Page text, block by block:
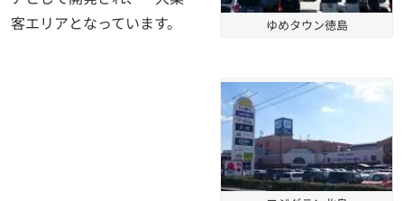
ゆめタウン徳島
客エリアとなっています。